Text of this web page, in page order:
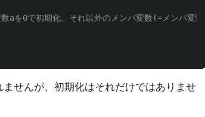
aを0で初期化、それ以外のメンバ変数(=メンバ
せんが、初期化はそれだけではありませ